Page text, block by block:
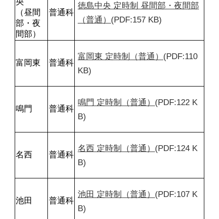
（昼間
部・夜
間部）
普通科
徳島中央 定時制 昼間部・夜間部
（普通） (PDF:157 KB)
富岡東 普通科
富岡東 定時制（普通） (PDF:110
KB)
鳴門 普通科
鳴門 定時制（普通） (PDF:122 K
B)
名西 普通科
名西 定時制（普通） (PDF:124 K
B)
池田 普通科
池田 定時制（普通） (PDF:107 K
B)